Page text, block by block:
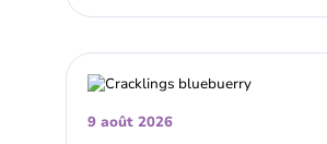
9 août 2026